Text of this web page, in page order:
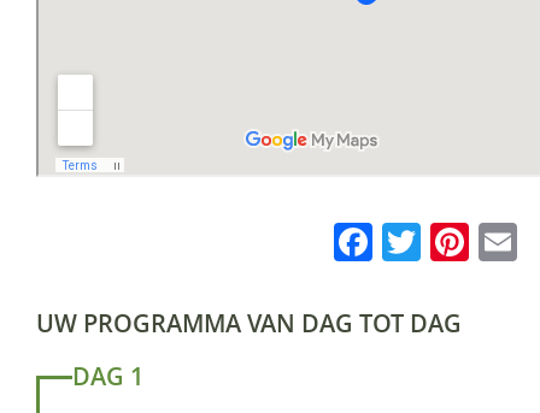
UW PROGRAMMA VAN DAG TOT DAG
DAG 1